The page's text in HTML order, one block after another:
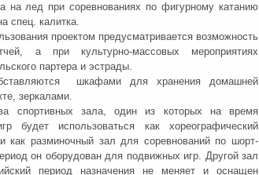
лед при соревнованиях по фигурному катанию
спец. калитка.
проектом предусматривается возможность
а при культурно-массовых мероприятиях
партера и эстрады.
шкафами для хранения домашней
зеркалами.
спортивных зала, один из которых на время
будет использоваться как хореографический
как разминочный зал для соревнований по шорт-
он оборудован для подвижных игр. Другой зал
период назначения не меняет и оснащен